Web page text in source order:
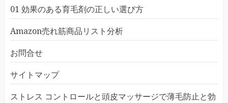
01 効果のある育毛剤の正しい選び方
Amazon売れ筋商品リスト分析
お問合せ
サイトマップ
ストレス コントロールと頭皮マッサージで薄毛防止と勃